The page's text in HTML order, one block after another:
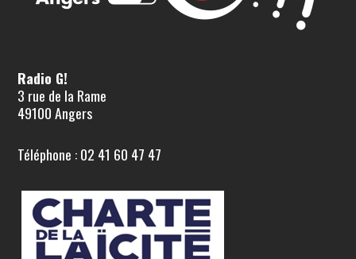
Radio G!
3 rue de la Rame
49100 Angers
Téléphone : 02 41 60 47 47